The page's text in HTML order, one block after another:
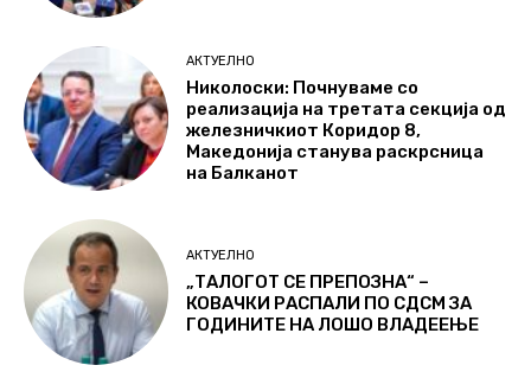
АКТУЕЛНО
Николоски: Почнуваме со
реализација на третата секција од
железничкиот Коридор 8,
Македонија станува раскрсница
на Балканот
АКТУЕЛНО
„ТАЛОГОТ СЕ ПРЕПОЗНА“ –
КОВАЧКИ РАСПАЛИ ПО СДСМ ЗА
ГОДИНИТЕ НА ЛОШО ВЛАДЕЕЊЕ